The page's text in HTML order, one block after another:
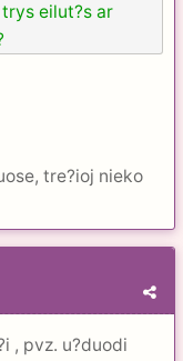
eilut?s ar
tre?ioj nieko
, pvz. u?duodi